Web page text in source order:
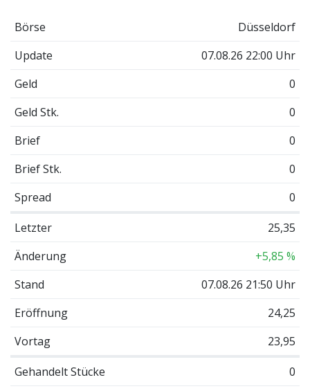
Börse
Düsseldorf
Update
07.08.26 22:00 Uhr
Geld
0
Geld Stk.
0
Brief
0
Brief Stk.
0
Spread
0
Letzter
25,35
Änderung
+5,85 %
Stand
07.08.26 21:50 Uhr
Eröffnung
24,25
Vortag
23,95
Gehandelt Stücke
0